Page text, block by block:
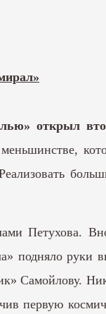
открыл
Петухова.
подняло
Самойлову.
первую